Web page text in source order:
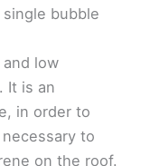
bubble
low
It is an
in order to
to
on the roof.